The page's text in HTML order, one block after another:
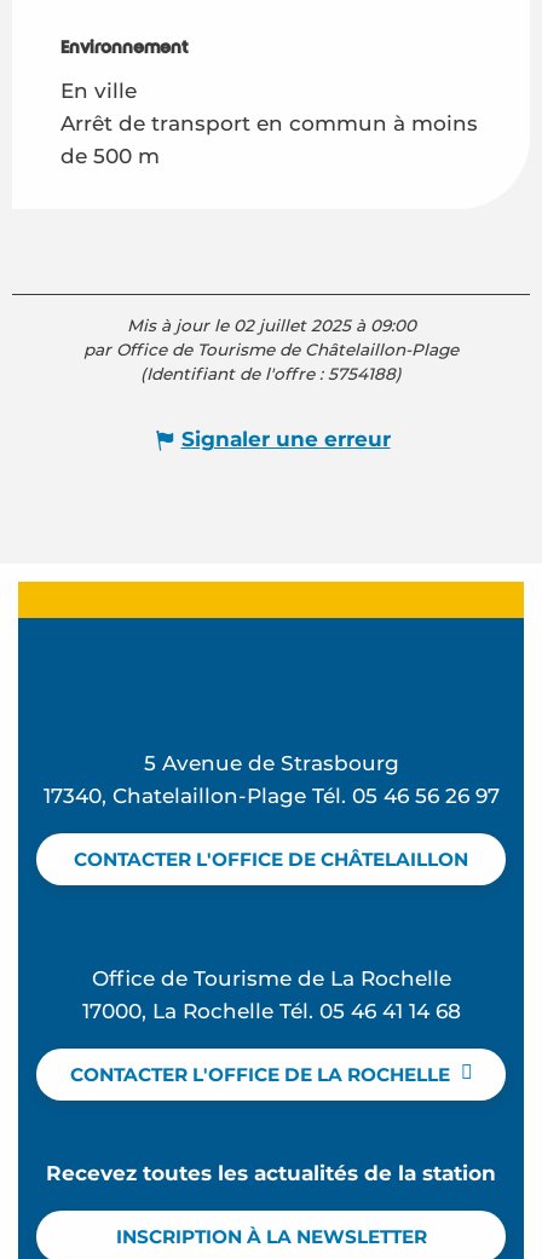
Environnement
Environnement
En ville
Arrêt de transport en commun à moins
de 500 m
Mis à jour le 02 juillet 2025 à 09:00
par Office de Tourisme de Châtelaillon-Plage
(Identifiant de l'offre :5754188)
Signaler une erreur
5 Avenue de Strasbourg
17340, Chatelaillon-Plage Tél. 05 46 56 26 97
CONTACTER L'OFFICE DE CHÂTELAILLON
Office de Tourisme de La Rochelle
17000, La Rochelle Tél. 05 46 41 14 68
CONTACTER L'OFFICE DE LA ROCHELLE
Recevez toutes les actualités de la station
INSCRIPTION À LA NEWSLETTER